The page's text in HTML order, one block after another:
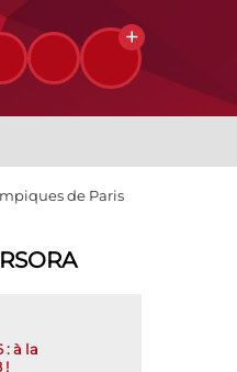
de Paris
: à la
!